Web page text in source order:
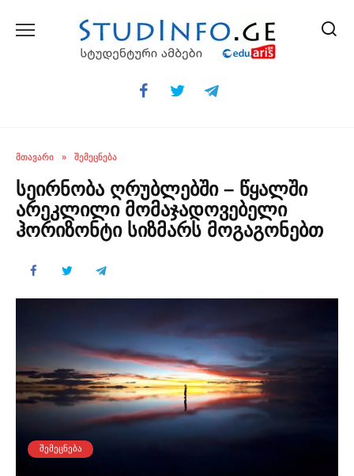
ᲛᲗᲐᲕᲐᲠᲘ » ᲨᲔᲛᲔᲪᲜᲔᲑᲐ
სეირნობა ღრუბლებში – წყალში
არეკლილი მომაჯადოვებელი
ჰორიზონტი სიზმარს მოგაგონებთ
ᲨᲔᲛᲔᲪᲜᲔᲑᲐ